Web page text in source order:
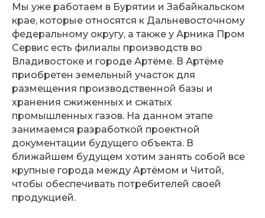
Мы уже работаем в Бурятии и Забайкальском
крае, которые относятся к Дальневосточному
федеральному округу, а также у Арника Пром
Сервис есть филиалы производств во
Владивостоке и городе Артёме. В Артёме
приобретен земельный участок для
размещения производственной базы и
хранения сжиженных и сжатых
промышленных газов. На данном этапе
занимаемся разработкой проектной
документации будущего объекта. В
ближайшем будущем хотим занять собой все
крупные города между Артёмом и Читой,
чтобы обеспечивать потребителей своей
продукцией.